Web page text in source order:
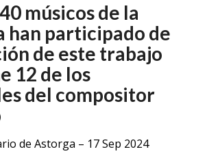
músicos de la
han participado de
de este trabajo
12 de los
del compositor
de Astorga – 17 Sep 2024